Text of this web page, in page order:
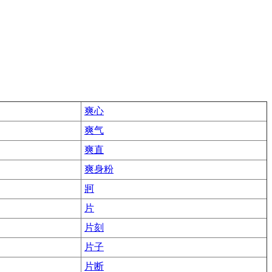
爽心
爽气
爽直
爽身粉
牁
片
片刻
片子
片断